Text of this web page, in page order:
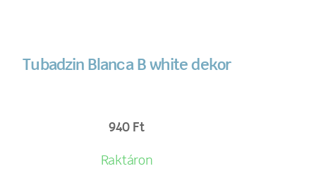
Tubadzin Blanca B white dekor
940 Ft
Raktáron